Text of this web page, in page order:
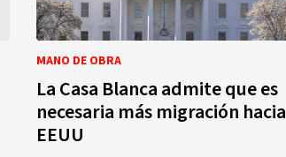
MANO DE OBRA
La Casa Blanca admite que es
necesaria más migración hacia
EEUU